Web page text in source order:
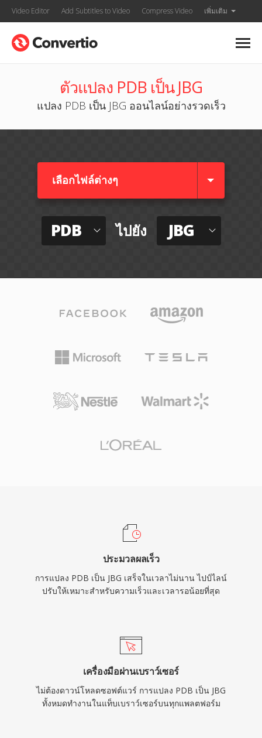
Video Editor Add Subtitles to Video Compress Video เพิ่มเติม
ตัวแปลง PDB เป็น JBG
แปลง PDB เป็น JBG ออนไลน์อย่างรวดเร็ว
เลือกไฟล์ต่างๆ​
PDB ไปยัง JBG
ประมวลผลเร็ว
การแปลง PDB เป็น JBG เสร็จในเวลาไม่นาน ไปป์ไลน์
ปรับให้เหมาะสำหรับความเร็วและเวลารอน้อยที่สุด
เครื่องมือผ่านเบราว์เซอร์
ไม่ต้องดาวน์โหลดซอฟต์แวร์ การแปลง PDB เป็น JBG
ทั้งหมดทำงานในแท็บเบราว์เซอร์บนทุกแพลตฟอร์ม